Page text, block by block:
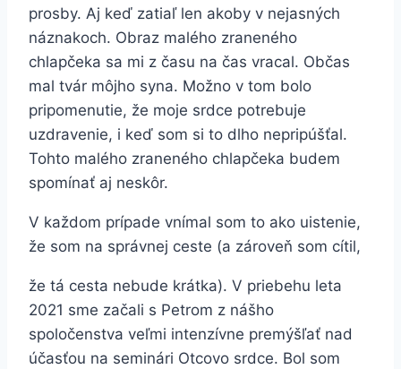
prosby. Aj keď zatiaľ len akoby v nejasných
náznakoch. Obraz malého zraneného
chlapčeka sa mi z času na čas vracal. Občas
mal tvár môjho syna. Možno v tom bolo
pripomenutie, že moje srdce potrebuje
uzdravenie, i keď som si to dlho nepripúšťal.
Tohto malého zraneného chlapčeka budem
spomínať aj neskôr.
V každom prípade vnímal som to ako uistenie,
že som na správnej ceste (a zároveň som cítil,
že tá cesta nebude krátka). V priebehu leta
2021 sme začali s Petrom z nášho
spoločenstva veľmi intenzívne premýšľať nad
účasťou na seminári Otcovo srdce. Bol som